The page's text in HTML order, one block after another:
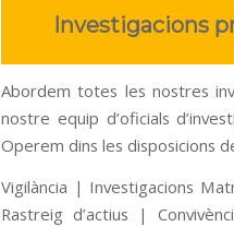
Investigacions
Abordem totes les nostres
nostre equip d’oficials
Operem dins les disposicions
Vigilància | Investigacions
Rastreig d’actius |